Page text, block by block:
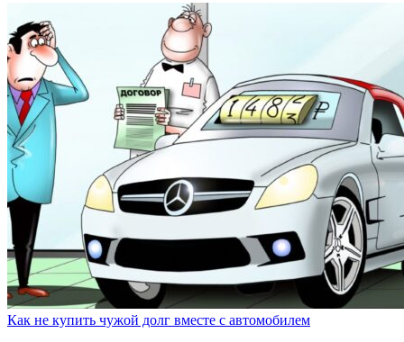
Как не купить чужой долг вместе с автомобилем